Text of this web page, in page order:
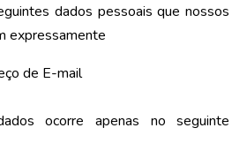
dados pessoais que nossos
expressamente
de E-mail
ocorre apenas no seguinte